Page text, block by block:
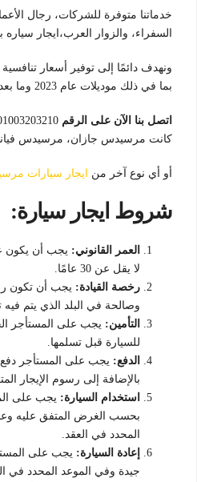
خدماتنا متوفرة للشركات، رجال
السفراء، والزوار العرب،ايجار سياره
ونهدف دائمًا إلى توفير أسعار
بما في ذلك موديلات عام 2023 وما بعدها.
اتصل بنا الآن على الرقم
كانت مرسيدس جازان، مرسيدس
أو أي نوع آخر من ايجار سيارات
شروط ايجار سيارة:
العمر القانوني: يجب أن يكون
لا يقل عن 30 عامًا.
رخصة القيادة: يجب أن تكون
وصالحة في البلد الذي يتم فيه
التأمين: يجب على المستأجر
للسيارة قبل تسلمها.
الدفع: يجب على المستأجر دفع
بالإضافة إلى رسوم الإيجار
استخدام السيارة: يجب على
بحسب الغرض المتفق عليه
المحدد في العقد.
إعادة السيارة: يجب على
جيدة وفي الموعد المحدد في